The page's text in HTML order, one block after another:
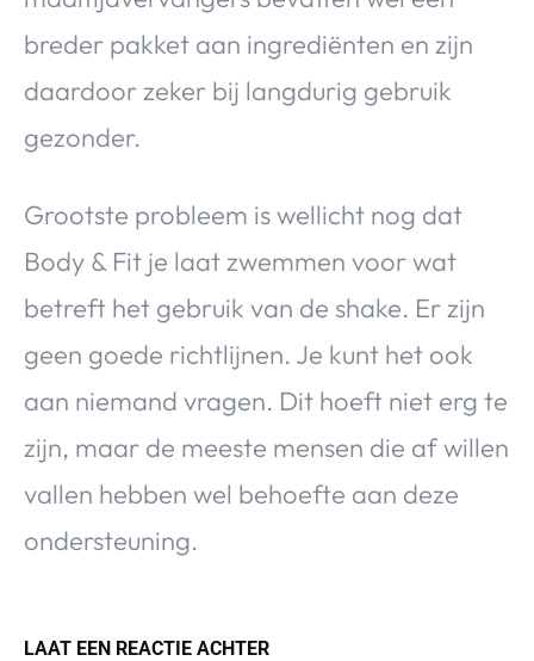
breder pakket aan ingrediënten en zijn
daardoor zeker bij langdurig gebruik
gezonder.
Grootste probleem is wellicht nog dat
Body & Fit je laat zwemmen voor wat
betreft het gebruik van de shake. Er zijn
geen goede richtlijnen. Je kunt het ook
aan niemand vragen. Dit hoeft niet erg te
zijn, maar de meeste mensen die af willen
vallen hebben wel behoefte aan deze
ondersteuning.
LAAT EEN REACTIE ACHTER